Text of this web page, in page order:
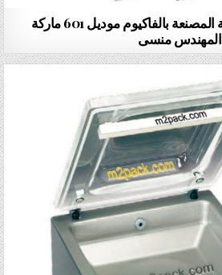
ماكينة تغليف الاطعمة المصنعة بالفاكيوم موديل 601 ماركة
المهندس منسى